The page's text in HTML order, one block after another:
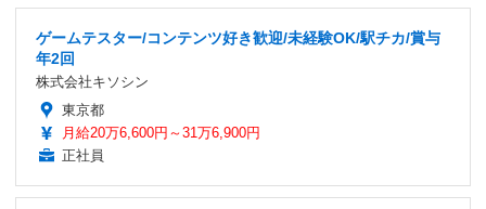
ゲームテスター/コンテンツ好き歓迎/未経験OK/駅チカ/賞与
年2回
株式会社キソシン
東京都
月給20万6,600円～31万6,900円
正社員